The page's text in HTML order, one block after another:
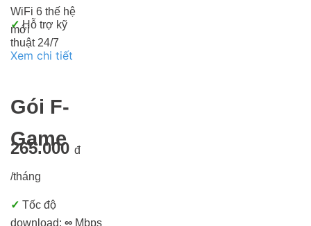
WiFi 6 thế hệ
mới
✓Hỗ trợ kỹ
thuật 24/7
Xem chi tiết
Gói F-
Game
265.000 đ
/tháng
✓ Tốc độ
download: ∞ Mbps